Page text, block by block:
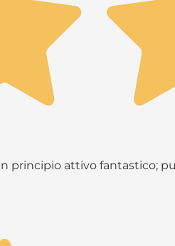
principio attivo fantastico;